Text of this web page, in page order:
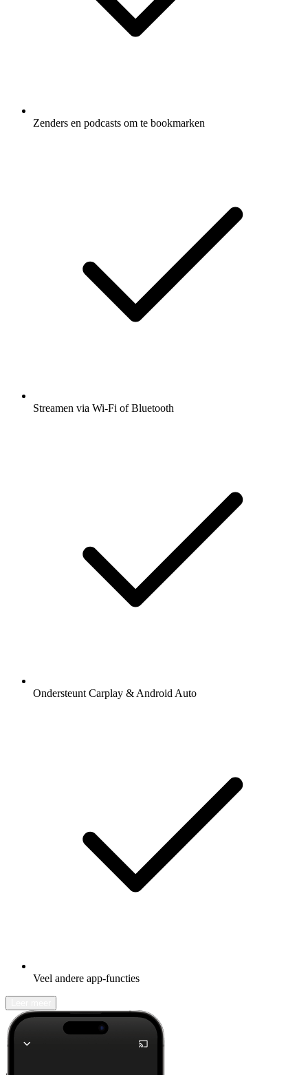
Zenders en podcasts om te bookmarken
Streamen via Wi-Fi of Bluetooth
Ondersteunt Carplay & Android Auto
Veel andere app-functies